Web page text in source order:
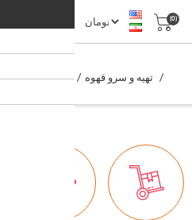
(0)
/ نوشیدنی‌ ساز / تهیه و سرو قهوه /